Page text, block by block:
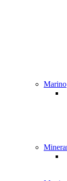
Marino